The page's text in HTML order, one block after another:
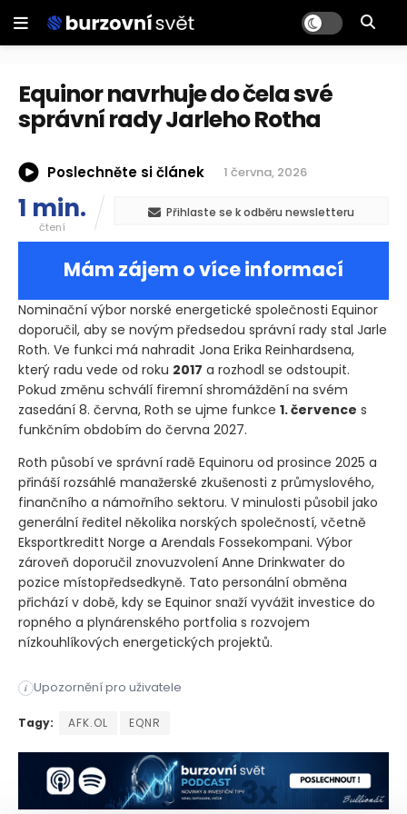
Equinor navrhuje do čela své
správní rady Jarleho Rotha
Poslechněte si článek 1 června, 2026
1 min.
čtení
Přihlaste se k odběru newsletteru
Mám zájem o více informací
Nominační výbor norské energetické společnosti Equinor
doporučil, aby se novým předsedou správní rady stal Jarle
Roth. Ve funkci má nahradit Jona Erika Reinhardsena,
který radu vede od roku 2017 a rozhodl se odstoupit.
Pokud změnu schválí firemní shromáždění na svém
zasedání 8. června, Roth se ujme funkce 1. července s
funkčním obdobím do června 2027.
Roth působí ve správní radě Equinoru od prosince 2025 a
přináší rozsáhlé manažerské zkušenosti z průmyslového,
finančního a námořního sektoru. V minulosti působil jako
generální ředitel několika norských společností, včetně
Eksportkreditt Norge a Arendals Fossekompani. Výbor
zároveň doporučil znovuzvolení Anne Drinkwater do
pozice místopředsedkyně. Tato personální obměna
přichází v době, kdy se Equinor snaží vyvážit investice do
ropného a plynárenského portfolia s rozvojem
nízkouhlíkových energetických projektů.
i Upozornění pro uživatele
Nominační výbor norské energetické společnosti Equinor
Tagy: AFK.OL EQNR